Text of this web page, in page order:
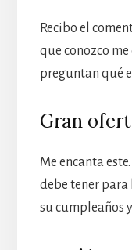
Recibo el
que conozco
preguntan qué
Gran
Me encanta
debe tener para
su cumpleaños